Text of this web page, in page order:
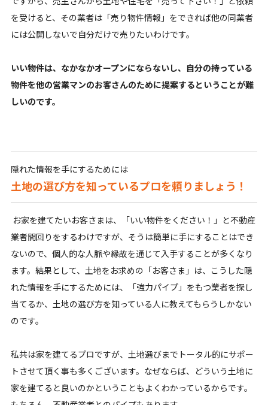
を受けると、その業者は「売り物件情報」をできれば他の同業者
には公開しないで自分だけで売りたいわけです。
いい物件は、なかなかオープンにならないし、自分の持っている
物件を他の営業マンのお客さんのために提案するということが難
しいのです。
隠れた情報を手にするためには
土地の選び方を知っているプロを頼りましょう！
お家を建てたいお客さまは、「いい物件をください！」と不動産
業者間回りをするわけですが、そうは簡単に手にすることはでき
ないので、個人的な人脈や縁故を通じて入手することが多くなり
ます。結果として、土地をお求めの「お客さま」は、こうした隠
れた情報を手にするためには、「強力パイプ」をもつ業者を探し
当てるか、土地の選び方を知っている人に教えてもらうしかない
のです。
私共は家を建てるプロですが、土地選びまでトータル的にサポー
トさせて頂く事も多くございます。なぜならば、どういう土地に
家を建てると良いのかということもよくわかっているからです。